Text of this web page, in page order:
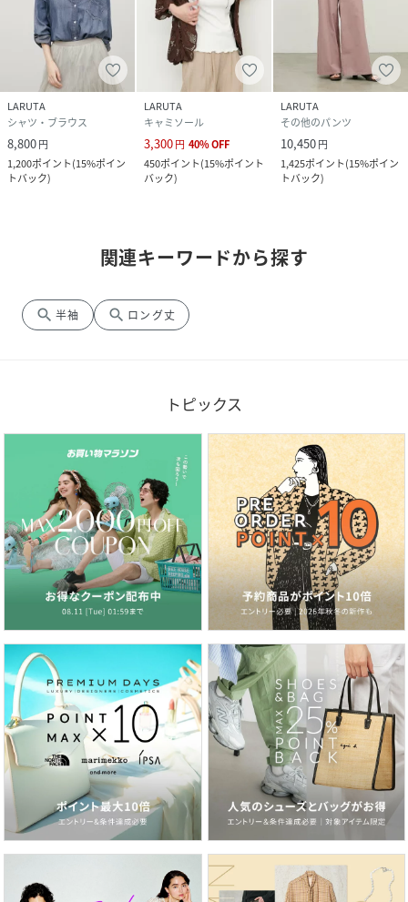
LARUTA
シャツ・ブラウス
8,800円
1,200ポイント(15%ポイン
トバック)
LARUTA
キャミソール
3,300円 40%OFF
450ポイント(15%ポイント
バック)
LARUTA
その他のパンツ
10,450円
1,425ポイント(15%ポイン
トバック)
関連キーワードから探す
search 半袖 search ロング丈
トピックス